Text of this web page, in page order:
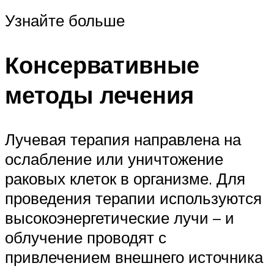
Узнайте больше
Консервативные
методы лечения
Лучевая терапия направлена на
ослабление или уничтожение
раковых клеток в организме. Для
проведения терапии используются
высокоэнергетические лучи – и
облучение проводят с
привлечением внешнего источника